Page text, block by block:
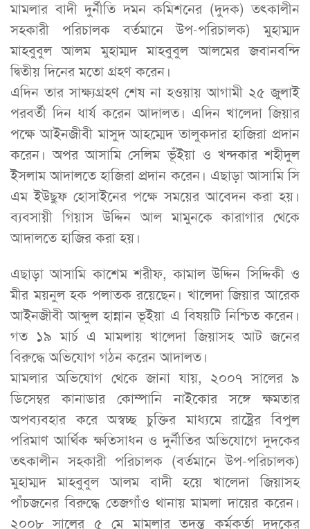
মামলার বাদী দুর্নীতি দমন কমিশনের (দুদক) তৎকালীন
সহকারী পরিচালক বর্তমানে উপ-পরিচালক) মুহাম্মদ
মাহবুবুল আলম মুহাম্মদ মাহবুবুল আলমের জবানবন্দি
দ্বিতীয় দিনের মতো গ্রহণ করেন।
এদিন তার সাক্ষ্যগ্রহণ শেষ না হওয়ায় আগামী ২৫ জুলাই
পরবর্তী দিন ধার্য করেন আদালত। এদিন খালেদা জিয়ার
পক্ষে আইনজীবী মাসুদ আহম্মেদ তালুকদার হাজিরা প্রদান
করেন। অপর আসামি সেলিম ভূঁইয়া ও খন্দকার শহীদুল
ইসলাম আদালতে হাজিরা প্রদান করেন। এছাড়া আসামি সি
এম ইউছুফ হোসাইনের পক্ষে সময়ের আবেদন করা হয়।
ব্যবসায়ী গিয়াস উদ্দিন আল মামুনকে কারাগার থেকে
আদালতে হাজির করা হয়।
এছাড়া আসামি কাশেম শরীফ, কামাল উদ্দিন সিদ্দিকী ও
মীর ময়নুল হক পলাতক রয়েছেন। খালেদা জিয়ার আরেক
আইনজীবী আব্দুল হান্নান ভূইয়া এ বিষয়টি নিশ্চিত করেন।
গত ১৯ মার্চ এ মামলায় খালেদা জিয়াসহ আট জনের
বিরুদ্ধে অভিযোগ গঠন করেন আদালত।
মামলার অভিযোগ থেকে জানা যায়, ২০০৭ সালের ৯
ডিসেম্বর কানাডার কোম্পানি নাইকোর সঙ্গে ক্ষমতার
অপব্যবহার করে অস্বচ্ছ চুক্তির মাধ্যমে রাষ্ট্রের বিপুল
পরিমাণ আর্থিক ক্ষতিসাধন ও দুর্নীতির অভিযোগে দুদকের
তৎকালীন সহকারী পরিচালক (বর্তমানে উপ-পরিচালক)
মুহাম্মদ মাহবুবুল আলম বাদী হয়ে খালেদা জিয়াসহ
পাঁচজনের বিরুদ্ধে তেজগাঁও থানায় মামলা দায়ের করেন।
২০০৮ সালের ৫ মে মামলার তদন্ত কর্মকর্তা দুদকের